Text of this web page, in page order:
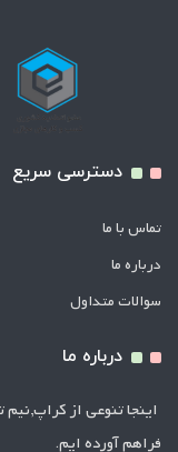
دسترسی سریع
تماس با ما
درباره ما
سوالات متداول
درباره ما
اینجا تنوعی از
فراهم آورده ایم.